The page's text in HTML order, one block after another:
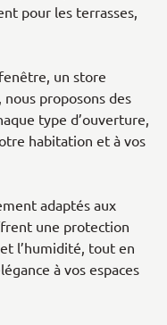
pour les terrasses,
un store
proposons des
type d’ouverture,
habitation et à vos
adaptés aux
une protection
l’humidité, tout en
à vos espaces